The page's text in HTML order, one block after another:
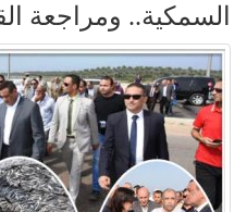
السمكية.. ومراجعة